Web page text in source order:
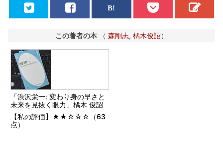
この著者の本 （ 森剛志, 橘木俊詔）
「渋沢栄一: 変わり身の早さと
未来を見抜く眼力」橘木 俊詔
【私の評価】★★☆☆☆（63
点）